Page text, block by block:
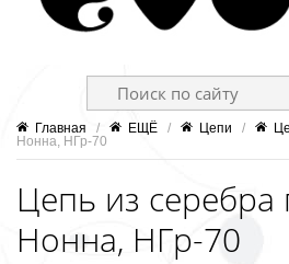
Главная / ЕЩЁ / Цепи /
Нонна, НГр-70
Цепь из серебра
Нонна, НГр-70